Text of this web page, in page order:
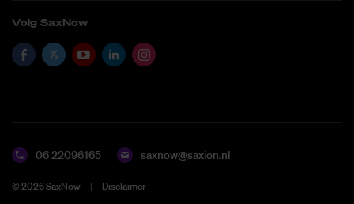
Volg SaxNow
06 22096165 saxnow@saxion.nl
©2026SaxNow Disclaimer